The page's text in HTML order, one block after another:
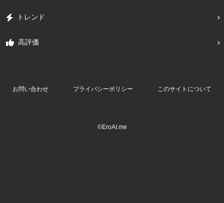
トレンド
高評価
お問い合わせ プライバシーポリシー このサイトについて
©EroAI.me